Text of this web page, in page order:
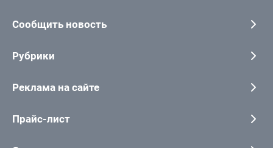
Сообщить новость
Рубрики
Реклама на сайте
Прайс-лист